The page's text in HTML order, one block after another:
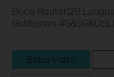
Deco Router(28
Guide(non 4G&5G&DSL)
Setup Video